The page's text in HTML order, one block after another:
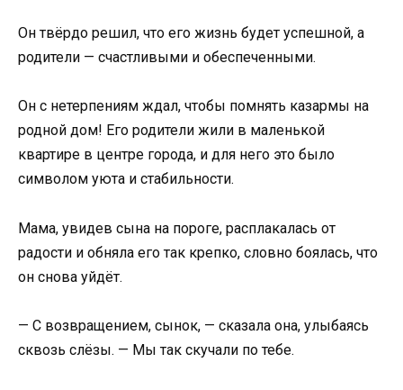
Он твёрдо решил, что его жизнь будет успешной, а
родители — счастливыми и обеспеченными.
Он с нетерпениям ждал, чтобы помнять казармы на
родной дом! Его родители жили в маленькой
квартире в центре города, и для него это было
символом уюта и стабильности.
Мама, увидев сына на пороге, расплакалась от
радости и обняла его так крепко, словно боялась, что
он снова уйдёт.
— С возвращением, сынок, — сказала она, улыбаясь
сквозь слёзы. — Мы так скучали по тебе.